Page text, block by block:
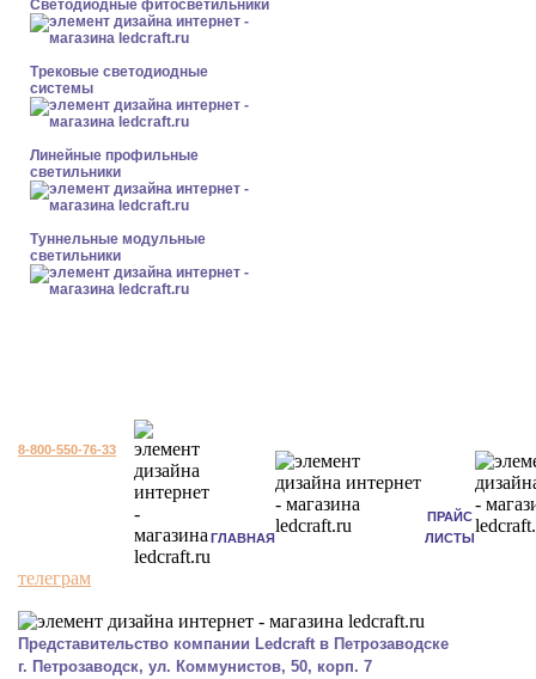
Светодиодные фитосветильники
Трековые светодиодные
системы
Линейные профильные
светильники
Туннельные модульные
светильники
8-800-550-76-33
ГЛАВНАЯ
ПРАЙС
ЛИСТЫ
телеграм
Представительство компании Ledcraft в Петрозаводске
г. Петрозаводск, ул. Коммунистов, 50, корп. 7